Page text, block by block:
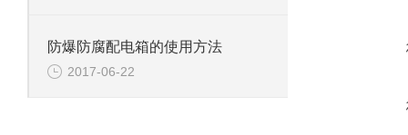
防爆防腐配电箱的使用方法
2017-06-22